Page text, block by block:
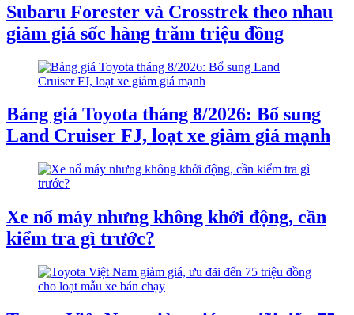
Subaru Forester và Crosstrek theo nhau
giảm giá sốc hàng trăm triệu đồng
Bảng giá Toyota tháng 8/2026: Bổ sung
Land Cruiser FJ, loạt xe giảm giá mạnh
Xe nổ máy nhưng không khởi động, cần
kiểm tra gì trước?